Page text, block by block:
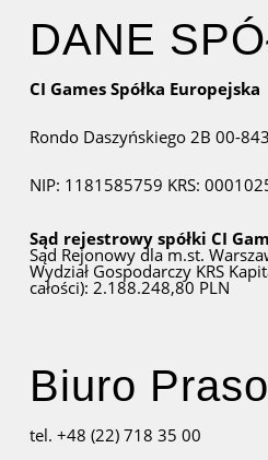
DANE
CI Games Spółka Europejska
Rondo Daszyńskiego 2B 00-
NIP: 1181585759 KRS:
Sąd rejestrowy spółki CI
Sąd Rejonowy dla m.st.
Wydział Gospodarczy KRS
całości): 2.188.248,80 PLN
Biuro
tel. +48 (22) 718 35 00